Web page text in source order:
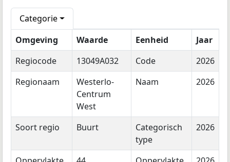
Categorie
Omgeving
Waarde Eenheid
Jaar
Regiocode
13049A032 Code
2026
Regionaam
Westerlo-
Centrum
West
Naam 2026
Soort regio Buurt
Categorisch
type
2026